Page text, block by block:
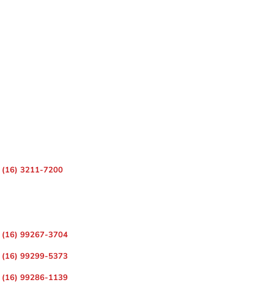
(16) 3211-7200
(16) 99267-3704
(16) 99299-5373
(16) 99286-1139